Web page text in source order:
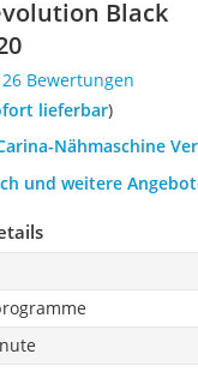
Black
Bewertungen
lieferbar)
Nähmaschine
und weitere